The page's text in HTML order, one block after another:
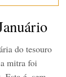
do tesouro
mitra foi